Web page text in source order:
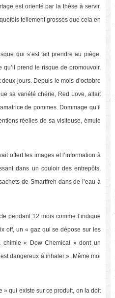
est orienté par la thèse à servir.
tellement grosses que cela en
qui s’est fait prendre au piège.
prend le risque de promouvoir,
jours. Depuis le mois d’octobre
sa variété chérie, Red Love, allait
de pommes. Dommage qu’il
réelles de sa visiteuse, émule
offert les images et l’information à
dans un couloir des entrepôts,
de Smartfreh dans de l’eau à
pendant 12 mois comme l’indique
off, un « gaz qui se dépose sur les
chimie « Dow Chemical » dont un
dangereux à inhaler ». Même moi
» qui existe sur ce produit, on la doit